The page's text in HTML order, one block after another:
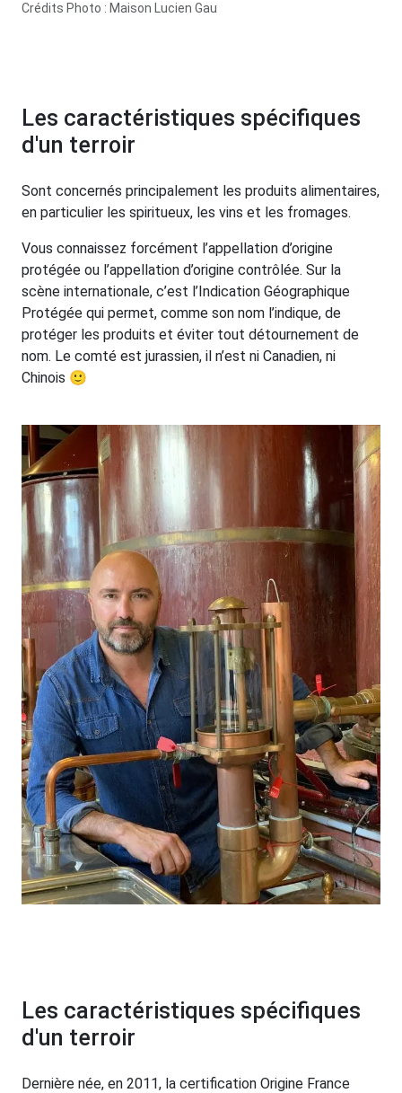
Crédits Photo : Maison Lucien Gau
Les caractéristiques spécifiques
d'un terroir
Sont concernés principalement les produits alimentaires,
en particulier les spiritueux, les vins et les fromages.
Vous connaissez forcément l’appellation d’origine
protégée ou l’appellation d’origine contrôlée. Sur la
scène internationale, c’est l’Indication Géographique
Protégée qui permet, comme son nom l’indique, de
protéger les produits et éviter tout détournement de
nom. Le comté est jurassien, il n’est ni Canadien, ni
Chinois 🙂
Les caractéristiques spécifiques
d'un terroir
Dernière née, en 2011, la certification Origine France